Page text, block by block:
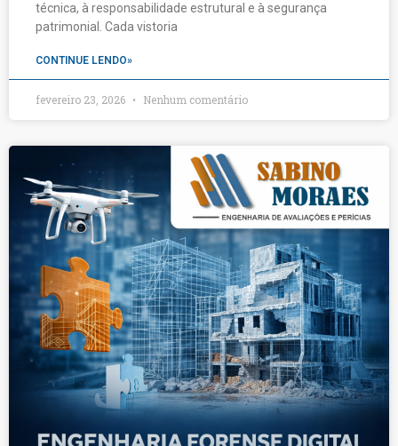
técnica, à responsabilidade estrutural e à segurança
patrimonial. Cada vistoria
CONTINUE LENDO»
fevereiro 23, 2026 Nenhum comentário